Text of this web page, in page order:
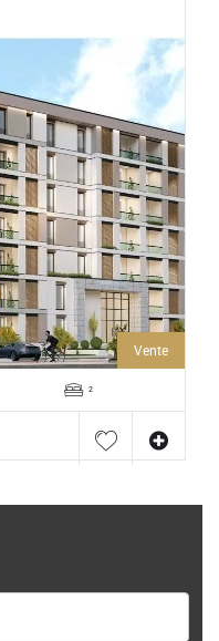
Vente
2